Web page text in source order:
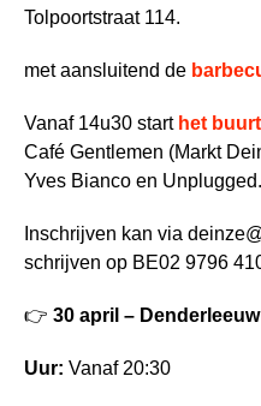
Tolpoortstraat 114.
met aansluitend de
Vanaf 14u30 start het
Café Gentlemen (Markt
Yves Bianco en Unplugged.
Inschrijven kan via
schrijven op BE02 9796
👉 30 april –
Uur: Vanaf 20:30